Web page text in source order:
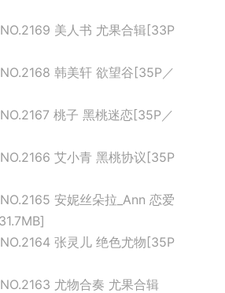
美人书 尤果合辑[33P
韩美轩 欲望谷[35P／
桃子 黑桃迷恋[35P／
艾小青 黑桃协议[35P
安妮丝朵拉_Ann 恋爱
张灵儿 绝色尤物[35P
尤物合奏 尤果合辑